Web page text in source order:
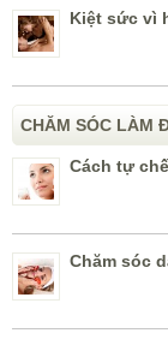
Kiệt sức vì
CHĂM SÓC LÀM
Cách tự
Chăm sóc